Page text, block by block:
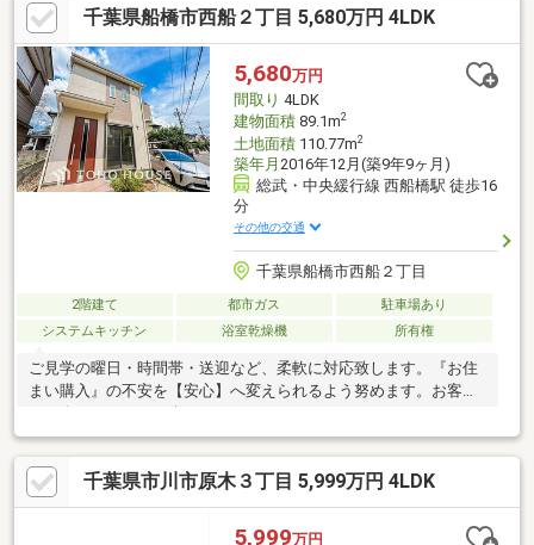
千葉県船橋市西船２丁目 5,680万円 4LDK
5,680万円
間取り 4LDK
建物面積89.1m2
土地面積110.77m2
築年月 2016年12月(築9年9ヶ月)
総武・中央緩行線 西船橋駅 徒歩16
分
その他の交通
千葉県船橋市西船２丁目
2階建て 都市ガス
駐車場あり
システムキッチン
浴室乾燥機 所有権
ご見学の曜日・時間帯・送迎など、柔軟に対応致します。『お住
まい購入』の不安を【安心】へ変えられるよう努めます。お客様
千葉県市川市原木３丁目 5,999万円 4LDK
5,999万円